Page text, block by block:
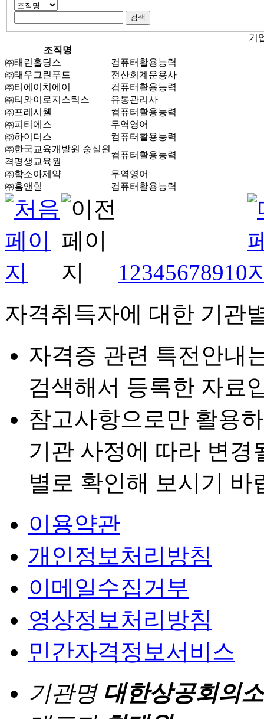
기
조직명
㈜태린홀딩스
컴퓨터활용능력
㈜태우그린푸드
전산회계운용사
㈜티에이치에이
컴퓨터활용능력
㈜티와이로지스틱스
유통관리사
㈜프레시웰
컴퓨터활용능력
㈜피티에스
무역영어
㈜하이더스
컴퓨터활용능력
㈜한국교육개발원 숭실원
격평생교육원
컴퓨터활용능력
㈜함소아제약
무역영어
㈜홈앤힐
컴퓨터활용능력
12345678910
자격취득자에 대한 기관
자격증 관련 특전안내
검색해서 등록한 자료
참고사항으로만 활용
기관 사정에 따라 변경
별로 확인해 보시기 바
이용약관
개인정보처리방침
이메일수집거부
영상정보처리방침
민간자격정보서비스
기관명 대한상공회의소